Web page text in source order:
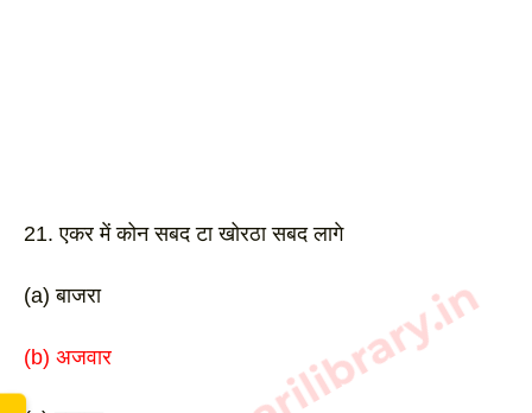
21. एकर में कोन सबद टा खोरठा सबद लागे
(a) बाजरा
(b) अजवार